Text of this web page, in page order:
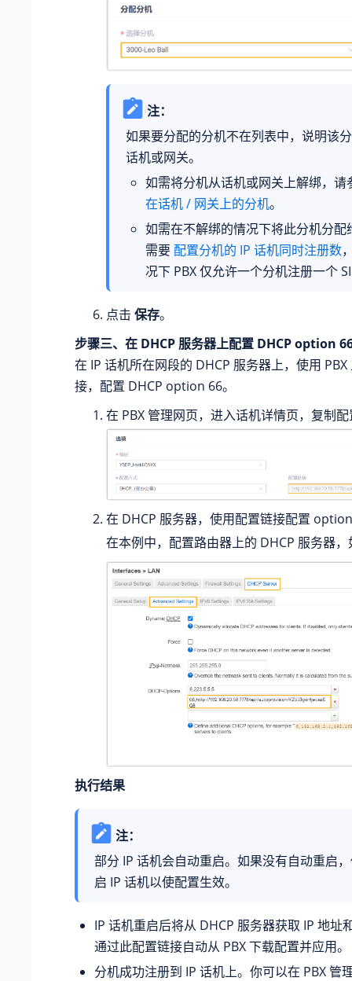
注：
如果要分配的分机不在列表中，说明该
话机或网关。
如需将分机从话机或网关上解绑，
在话机 / 网关上的分机。
如需在不解绑的情况下将此分机分配
需要 配置分机的 IP 话机同时注册数
况下 PBX 仅允许一个分机注册一个
点击 保存。
步骤三、在 DHCP 服务器上配置 DHCP option
在 IP 话机所在网段的 DHCP 服务器上，使用
接，配置 DHCP option 66。
在 PBX 管理网页，进入话机详情页，复制
在 DHCP 服务器，使用配置链接配置
在本例中，配置路由器上的 DHCP 服务器
执行结果
注：
部分 IP 话机会自动重启。如果没有自动重启
启 IP 话机以使配置生效。
IP 话机重启后将从 DHCP 服务器获取 IP 地址
通过此配置链接自动从 PBX 下载配置并应用。
分机成功注册到 IP 话机上。你可以在 PBX 管